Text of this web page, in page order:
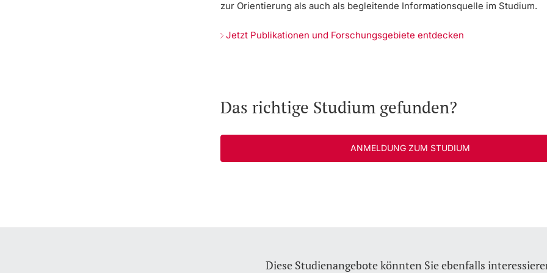
zur Orientierung als auch als begleitende Informationsquelle im Studium.
Jetzt Publikationen und Forschungsgebiete entdecken
Das richtige Studium gefunden?
ANMELDUNG ZUM STUDIUM
Diese Studienangebote könnten Sie ebenfalls